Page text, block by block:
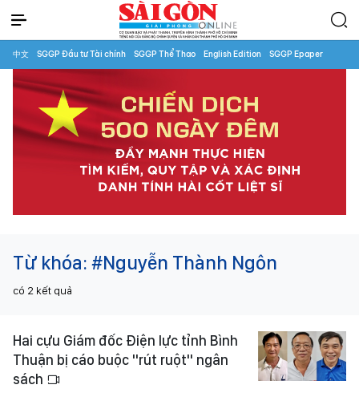
中文 SGGP Đầu tư Tài chính SGGP Thể Thao English Edition SGGP Epaper
Từ khóa: #Nguyễn Thành Ngôn
có 2 kết quả
Hai cựu Giám đốc Điện lực tỉnh Bình
Thuận bị cáo buộc "rút ruột" ngân
sách